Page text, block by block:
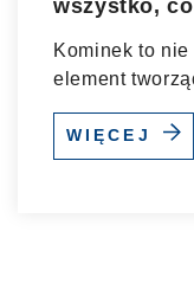
wszystko,
montażem
Kominek to nie
element
WIĘCEJ